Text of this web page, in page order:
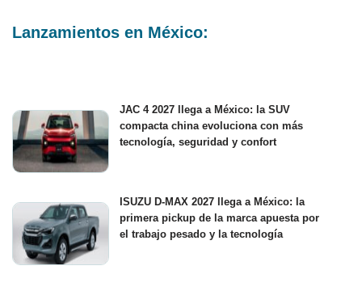
Lanzamientos en México:
JAC 4 2027 llega a México: la SUV
compacta china evoluciona con más
tecnología, seguridad y confort
ISUZU D-MAX 2027 llega a México: la
primera pickup de la marca apuesta por
el trabajo pesado y la tecnología